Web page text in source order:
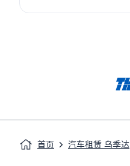
首页 汽车租赁 乌季达